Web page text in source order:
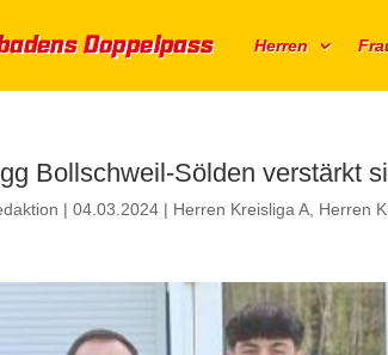
Herren
Bollschweil-Sölden verstärkt
|04.03.2024 | Herren Kreisliga A Herren